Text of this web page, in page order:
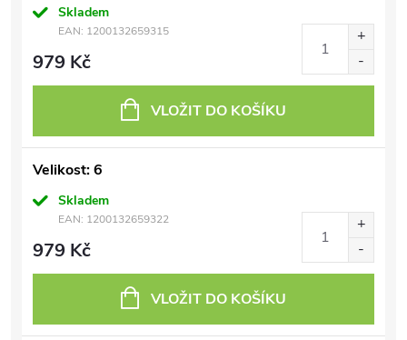
Skladem
EAN: 1200132659315
979 Kč
VLOŽIT DO KOŠÍKU
Velikost: 6
Skladem
EAN: 1200132659322
979 Kč
VLOŽIT DO KOŠÍKU